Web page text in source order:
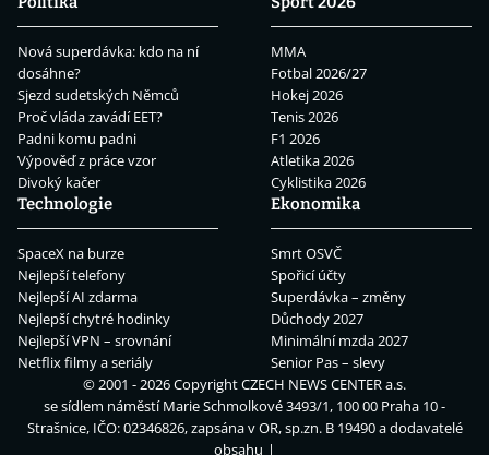
Nová superdávka: kdo na ní
dosáhne?
Sjezd sudetských Němců
Proč vláda zavádí EET?
Padni komu padni
Výpověď z práce vzor
Divoký kačer
MMA
Fotbal 2026/27
Hokej 2026
Tenis 2026
F1 2026
Atletika 2026
Cyklistika 2026
Technologie
SpaceX na burze
Nejlepší telefony
Nejlepší AI zdarma
Nejlepší chytré hodinky
Nejlepší VPN – srovnání
Netflix filmy a seriály
Ekonomika
Smrt OSVČ
Spořicí účty
Superdávka – změny
Důchody 2027
Minimální mzda 2027
Senior Pas – slevy
© 2001 - 2026 CopyrightCZECH NEWS CENTER a.s.
se sídlem náměstí Marie Schmolkové 3493/1, 100 00 Praha 10 -
Strašnice, IČO: 02346826, zapsána v OR, sp.zn. B 19490 a dodavatelé
obsahu